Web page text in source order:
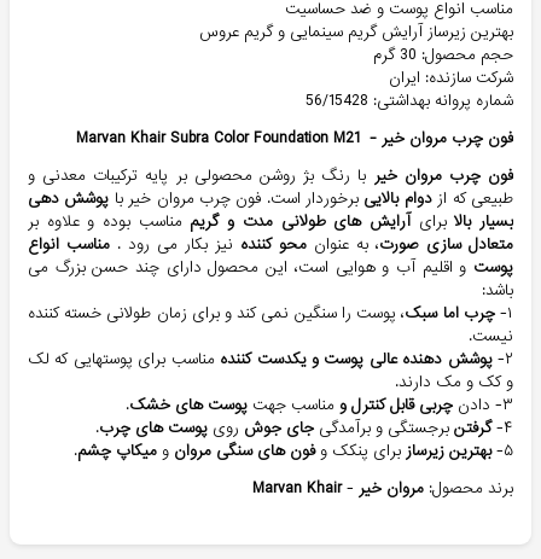
مناسب انواع پوست و ضد حساسیت
بهترین زیرساز آرایش گریم سینمایی و گریم عروس
حجم محصول: 30 گرم
شرکت سازنده: ایران
شماره پروانه بهداشتی: 56/15428
فون چرب مروان خیر - Marvan Khair Subra Color Foundation M21
فون چرب مروان خیر با رنگ بژ روشن محصولی بر پایه ترکیبات معدنی و
طبیعی که ازدوام بالایی برخوردار است. فون چرب مروان خیر با پوشش دهی
بسیار بالابرایآرایش های طولانی مدت و گریم مناسب بوده و علاوه بر
متعادل سازی صورت، به عنوان محو کننده نیز بکار می رود . مناسب انواع
پوست و اقلیم آب و هوایی است، این محصول دارای چند حسن بزرگ می
باشد:
۱- چرب اما سبک، پوست را سنگین نمی کند و برای زمان طولانی خسته کننده
نیست.
۲-
پوشش دهنده عالی پوست و یکدست کننده مناسب برای پوستهایی که لک
و کک و مک دارند.
۳- دادن
چربی قابل کنترل و مناسب جهت پوست های خشک.
۴- گرفتن برجستگی و برآمدگی جای جوش روی پوست های چرب.
۵- بهترین زیرساز برای پنکک وفون های سنگی مروان و میکاپ چشم.
برند محصول: مروان خیر -
Marvan Khair